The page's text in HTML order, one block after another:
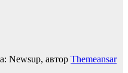
Newsup, автор Themeansar